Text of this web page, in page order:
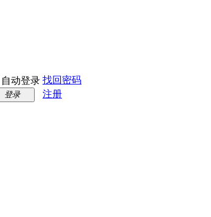
自动登录 找回密码
登录 注册